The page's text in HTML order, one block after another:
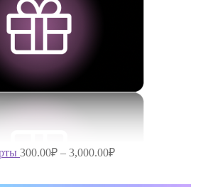
300.00₽ – 3,000.00₽